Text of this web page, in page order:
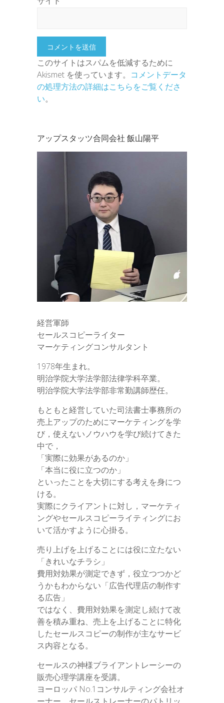
このサイトはスパムを低減するために
Akismet を使っています。 コメントデータ
の処理方法の詳細はこちらをご覧くださ
い。
アップスタッツ合同会社 飯山陽平
経営軍師
セールスコピーライター
マーケティングコンサルタント
1978年生まれ。
明治学院大学法学部法律学科卒業。
明治学院大学法学部非常勤講師歴任。
もともと経営していた司法書士事務所の
売上アップのためにマーケティングを学
び，使えないノウハウを学び続けてきた
中で，
「実際に効果があるのか」
「本当に役に立つのか」
といったことを大切にする考えを身につ
ける。
実際にクライアントに対し，マーケティ
ングやセールスコピーライティングにお
いて活かすように心掛る。
売り上げを上げることには役に立たない
「きれいなチラシ」
費用対効果が測定できず，役立つつかど
うかもわからない「広告代理店の制作す
る広告」
ではなく、費用対効果を測定し続けて改
善を積み重ね、売上を上げることに特化
したセールスコピーの制作が主なサービ
ス内容となる。
セールスの神様ブライアントレーシーの
販売心理学講座を受講。
ヨーロッパ No.1コンサルティング会社オ